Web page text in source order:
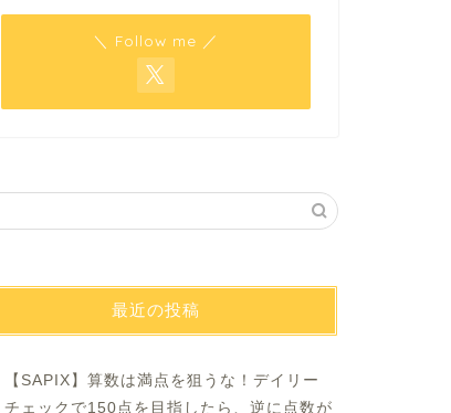
＼ Follow me ／
最近の投稿
【SAPIX】算数は満点を狙うな！デイリー
チェックで150点を目指したら、逆に点数が